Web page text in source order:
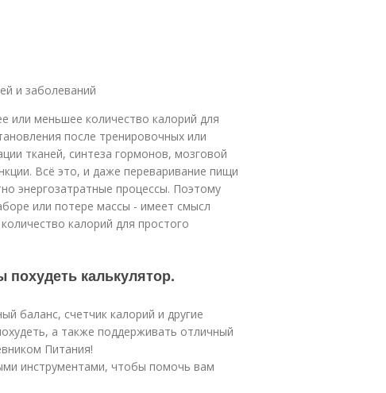
и заболеваний
или меньшее количество калорий для
после тренировочных или
тканей, синтеза гормонов, мозговой
Всё это, и даже переваривание пищи
энергозатратные процессы. Поэтому
или потере массы - имеет смысл
калорий для простого
калькулятор.
баланс, счетчик калорий и другие
а также поддерживать отличный
Питания!
инструментами, чтобы помочь вам